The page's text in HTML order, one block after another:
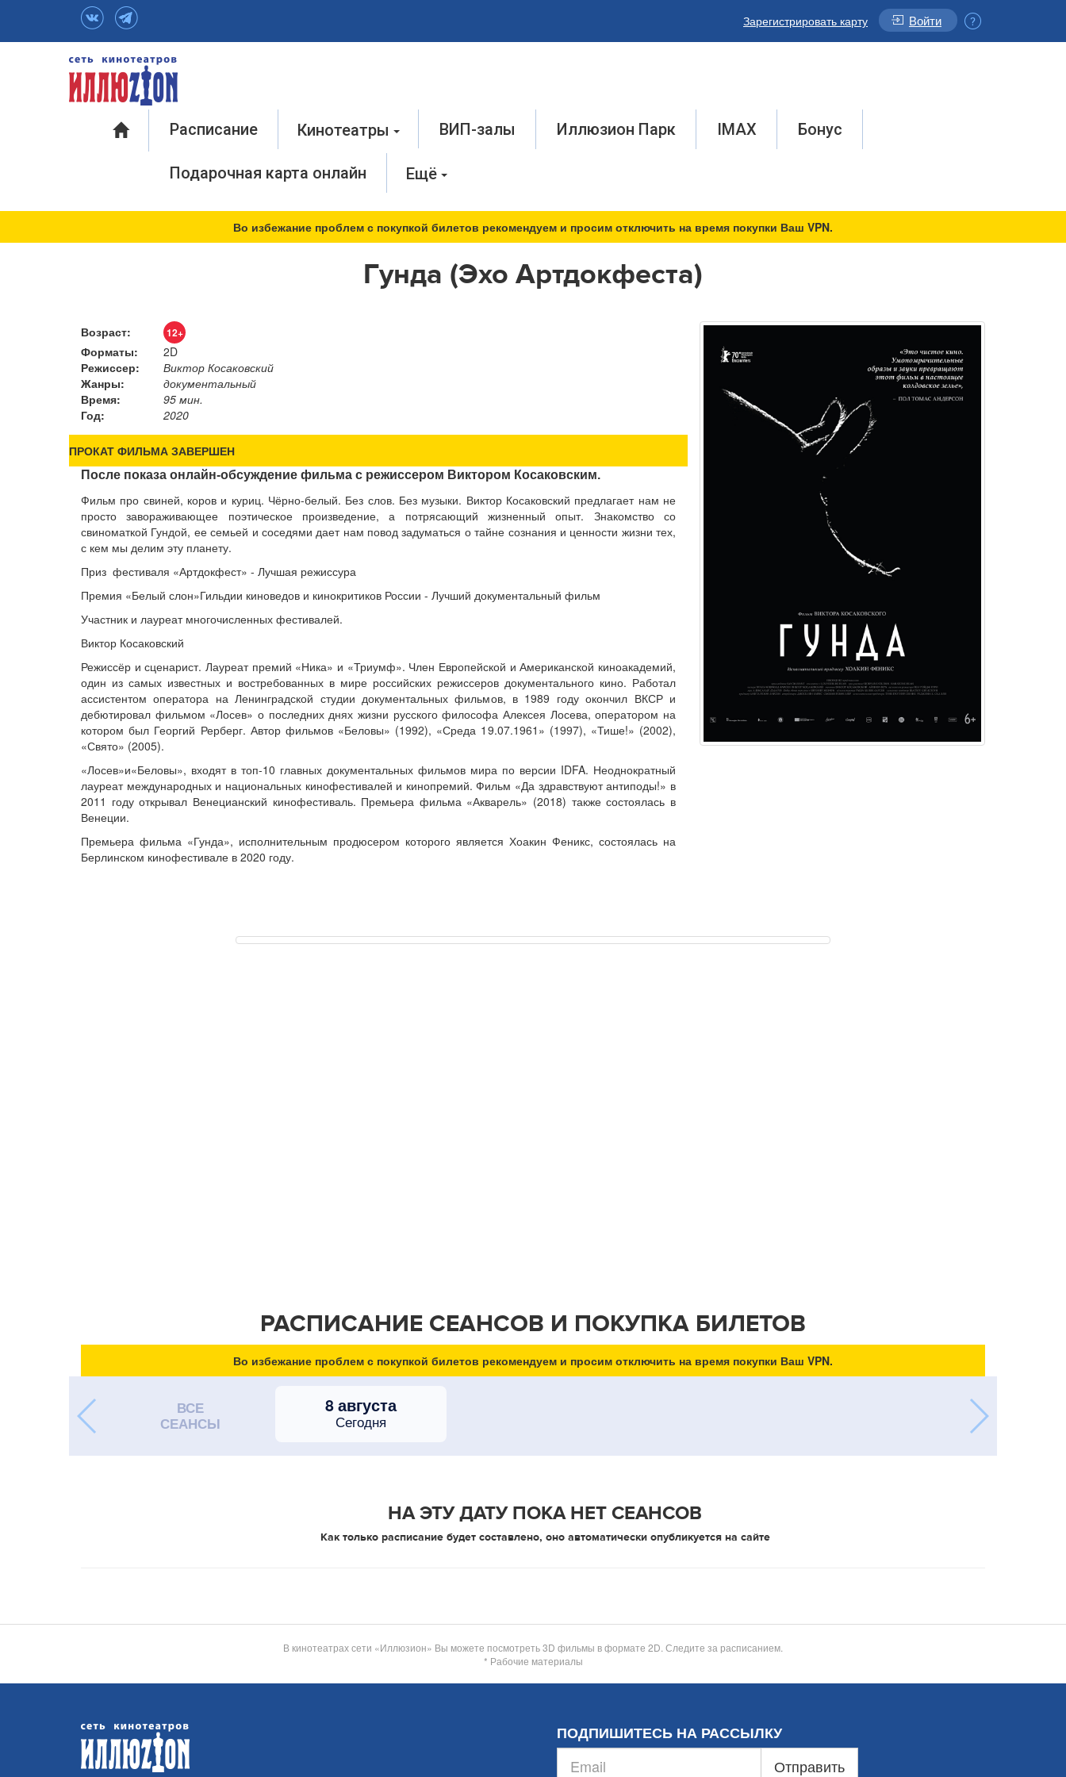
Зарегистрировать карту Войти
Расписание Кинотеатры ВИП-залы Иллюзион Парк IMAX Бонус
Подарочная карта онлайн Ещё
Во избежание проблем с покупкой билетов рекомендуем и просим отключить на время покупки Ваш VPN.
Гунда (Эхо Артдокфеста)
Возраст: 12+
Форматы:
2D
Режиссер:
Виктор Косаковский
Жанры:
документальный
Время:
95 мин.
Год:
2020
ПРОКАТ ФИЛЬМА ЗАВЕРШЕН
После показа онлайн-обсуждение фильма с режиссером Виктором Косаковским.
Фильм про свиней, коров и куриц. Чёрно-белый. Без слов. Без музыки. Виктор Косаковский предлагает нам не
просто завораживающее поэтическое произведение, а потрясающий жизненный опыт. Знакомство со
свиноматкой Гундой, ее семьей и соседями дает нам повод задуматься о тайне сознания и ценности жизни тех,
с кем мы делим эту планету.
Приз фестиваля «Артдокфест» - Лучшая режиссура
Премия «Белый слон»Гильдии киноведов и кинокритиков России - Лучший документальный фильм
Участник и лауреат многочисленных фестивалей.
Виктор Косаковский
Режиссёр и сценарист. Лауреат премий «Ника» и «Триумф». Член Европейской и Американской киноакадемий,
один из самых известных и востребованных в мире российских режиссеров документального кино. Работал
ассистентом оператора на Ленинградской студии документальных фильмов, в 1989 году окончил ВКСР и
дебютировал фильмом «Лосев» о последних днях жизни русского философа Алексея Лосева, оператором на
котором был Георгий Рерберг. Автор фильмов «Беловы» (1992), «Среда 19.07.1961» (1997), «Тише!» (2002),
«Свято» (2005).
«Лосев»и«Беловы», входят в топ-10 главных документальных фильмов мира по версии IDFA. Неоднократный
лауреат международных и национальных кинофестивалей и кинопремий. Фильм «Да здравствуют антиподы!» в
2011 году открывал Венецианский кинофестиваль. Премьера фильма «Акварель» (2018) также состоялась в
Венеции.
Премьера фильма «Гунда», исполнительным продюсером которого является Хоакин Феникс, состоялась на
Берлинском кинофестивале в 2020 году.
РАСПИСАНИЕ СЕАНСОВ И ПОКУПКА БИЛЕТОВ
Во избежание проблем с покупкой билетов рекомендуем и просим отключить на время покупки Ваш VPN.
ВСЕ
СЕАНСЫ
8 августа
Сегодня
НА ЭТУ ДАТУ ПОКА НЕТ СЕАНСОВ
Как только расписание будет составлено, оно автоматически опубликуется на сайте
В кинотеатрах сети «Иллюзион» Вы можете посмотреть 3D фильмы в формате 2D. Следите за расписанием.
* Рабочие материалы
ПОДПИШИТЕСЬ НА РАССЫЛКУ
Отправить